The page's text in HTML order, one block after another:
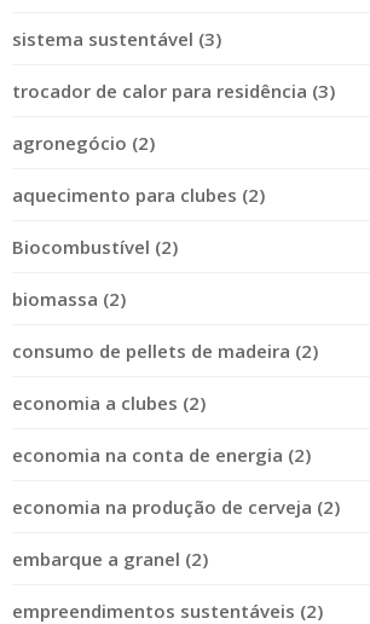
sistema sustentável (3)
trocador de calor para residência (3)
agronegócio (2)
aquecimento para clubes (2)
Biocombustível (2)
biomassa (2)
consumo de pellets de madeira (2)
economia a clubes (2)
economia na conta de energia (2)
economia na produção de cerveja (2)
embarque a granel (2)
empreendimentos sustentáveis (2)